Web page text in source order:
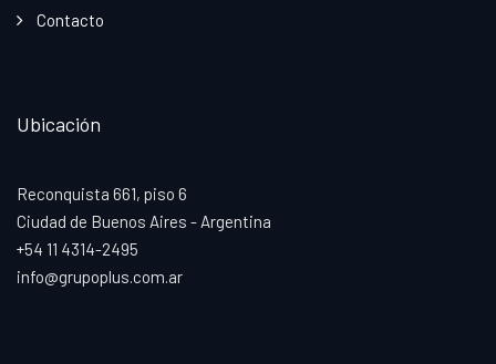
Contacto
Ubicación
Reconquista 661, piso 6
Ciudad de Buenos Aires - Argentina
+54 11 4314-2495
info@grupoplus.com.ar